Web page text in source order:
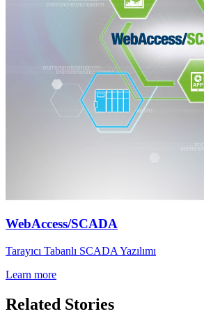
WebAccess/SCADA
Tarayıcı Tabanlı SCADA Yazılımı
Learn more
Related Stories